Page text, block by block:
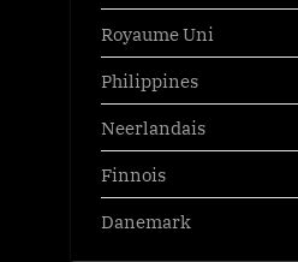
Royaume Uni
Philippines
Neerlandais
Finnois
Danemark